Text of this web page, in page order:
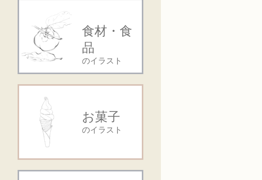
食材・食
品
のイラスト
お菓子
のイラスト